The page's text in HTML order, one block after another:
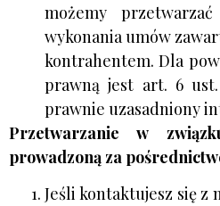
możemy
wykonania umów
kontrahentem. Dla
prawną jest art. 6
prawnie uzasadniony
Przetwarzanie w
prowadzoną za
Jeśli kontaktujesz się z